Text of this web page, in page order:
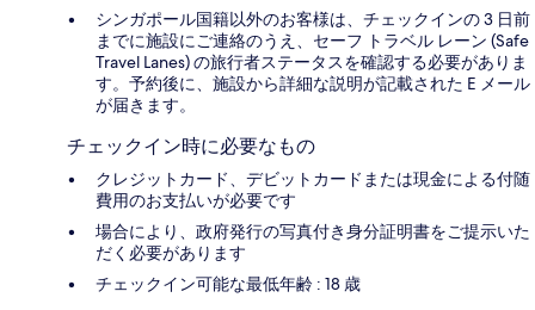
シンガポール国籍以外のお客様は、チェックインの 3 日前
までに施設にご連絡のうえ、セーフ トラベル レーン (Safe
Travel Lanes) の旅行者ステータスを確認する必要がありま
す。予約後に、施設から詳細な説明が記載された E メール
が届きます。
チェックイン時に必要なもの
クレジットカード、デビットカードまたは現金による付随
費用のお支払いが必要です
場合により、政府発行の写真付き身分証明書をご提示いた
だく必要があります
チェックイン可能な最低年齢 : 18 歳